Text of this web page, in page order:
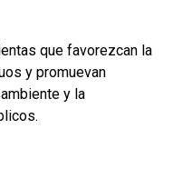
que favorezcan la
y promuevan
y la